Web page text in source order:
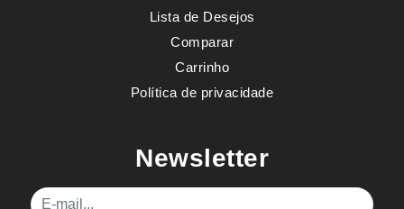
Lista de Desejos
Comparar
Carrinho
Política de privacidade
Newsletter
E-mail